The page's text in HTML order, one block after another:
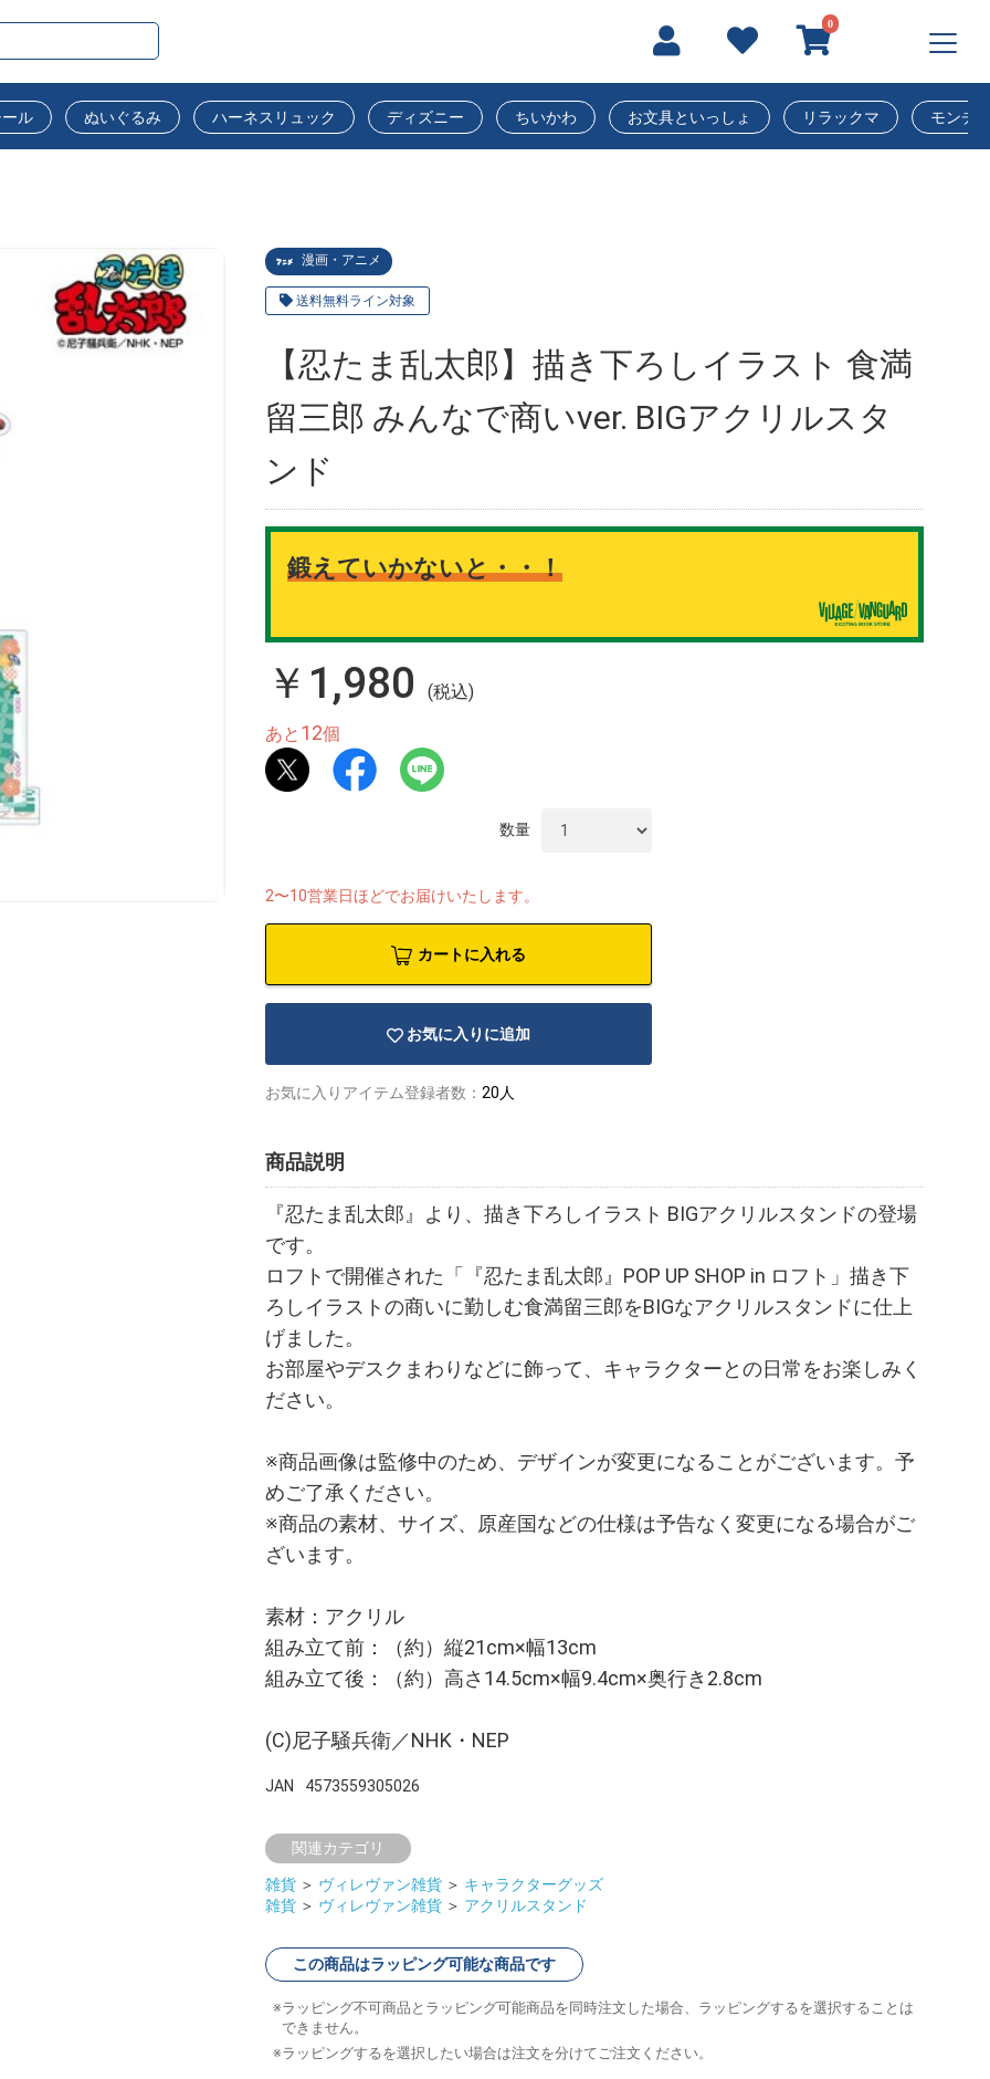
0
ル ぬいぐるみ ハーネスリュック ディズニー ちいかわ お文具といっしょ リラックマ モンチ
漫画・アニメ
送料無料ライン対象
【忍たま乱太郎】描き下ろしイラスト 食満
留三郎 みんなで商いver. BIGアクリルスタ
ンド
鍛えていかないと・・！
￥1,980
(税込)
あと 12個
数量
2〜10営業日ほどでお届けいたします。
カートに入れる
お気に入りに追加
お気に入りアイテム登録者数： 20人
商品説明
『忍たま乱太郎』より、描き下ろしイラスト BIGアクリルスタンドの登場
です。
ロフトで開催された「『忍たま乱太郎』POP UP SHOP in ロフト」描き下
ろしイラストの商いに勤しむ食満留三郎をBIGなアクリルスタンドに仕上
げました。
お部屋やデスクまわりなどに飾って、キャラクターとの日常をお楽しみく
ださい。
※商品画像は監修中のため、デザインが変更になることがございます。予
めご了承ください。
※商品の素材、サイズ、原産国などの仕様は予告なく変更になる場合がご
ざいます。
素材：アクリル
組み立て前：（約）縦21cm×幅13cm
組み立て後：（約）高さ14.5cm×幅9.4cm×奥行き2.8cm
(C)尼子騒兵衛／NHK・NEP
JAN 4573559305026
関連カテゴリ
雑貨 ＞ ヴィレヴァン雑貨 ＞ キャラクターグッズ
雑貨 ＞ ヴィレヴァン雑貨 ＞ アクリルスタンド
この商品はラッピング可能な商品です
ラッピング不可商品とラッピング可能商品を同時注文した場合、ラッピングするを選択することは
できません。
ラッピングするを選択したい場合は注文を分けてご注文ください。